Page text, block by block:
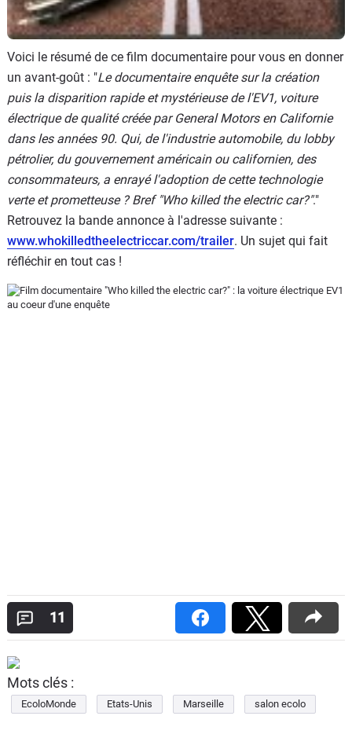
Voici le résumé de ce film documentaire pour vous en donner
un avant-goût : "Le documentaire enquête sur la création
puis la disparition rapide et mystérieuse de l'EV1, voiture
électrique de qualité créée par General Motors en Californie
dans les années 90. Qui, de l'industrie automobile, du lobby
pétrolier, du gouvernement américain ou californien, des
consommateurs, a enrayé l'adoption de cette technologie
verte et prometteuse ? Bref "Who killed the electric car?"."
Retrouvez la bande annonce à l'adresse suivante :
www.whokilledtheelectriccar.com/trailer. Un sujet qui fait
réfléchir en tout cas !
11
Mots clés :
EcoloMonde Etats-Unis Marseille salon ecolo